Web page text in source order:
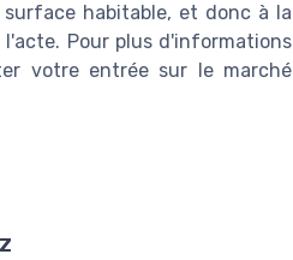
habitable, et donc à la
Pour plus d'informations
votre entrée sur le marché